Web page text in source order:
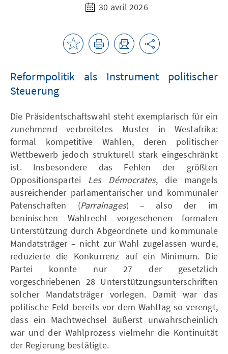
30 avril 2026
Reformpolitik als Instrument politischer
Steuerung
Die Präsidentschaftswahl steht exemplarisch für ein
zunehmend verbreitetes Muster in Westafrika:
formal kompetitive Wahlen, deren politischer
Wettbewerb jedoch strukturell stark eingeschränkt
ist. Insbesondere das Fehlen der größten
Oppositionspartei Les Démocrates, die mangels
ausreichender parlamentarischer und kommunaler
Patenschaften (Parrainages) – also der im
beninischen Wahlrecht vorgesehenen formalen
Unterstützung durch Abgeordnete und kommunale
Mandatsträger – nicht zur Wahl zugelassen wurde,
reduzierte die Konkurrenz auf ein Minimum. Die
Partei konnte nur 27 der gesetzlich
vorgeschriebenen 28 Unterstützungsunterschriften
solcher Mandatsträger vorlegen. Damit war das
politische Feld bereits vor dem Wahltag so verengt,
dass ein Machtwechsel äußerst unwahrscheinlich
war und der Wahlprozess vielmehr die Kontinuität
der Regierung bestätigte.